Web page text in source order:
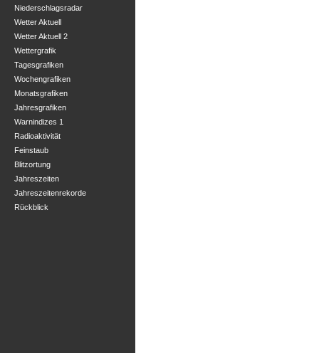
Niederschlagsradar
Wetter Aktuell
Wetter Aktuell 2
Wettergrafik
Tagesgrafiken
Wochengrafiken
Monatsgrafiken
Jahresgrafiken
Warnindizes 1
Radioaktivität
Feinstaub
Blitzortung
Jahreszeiten
Jahreszeitenrekorde
Rückblick